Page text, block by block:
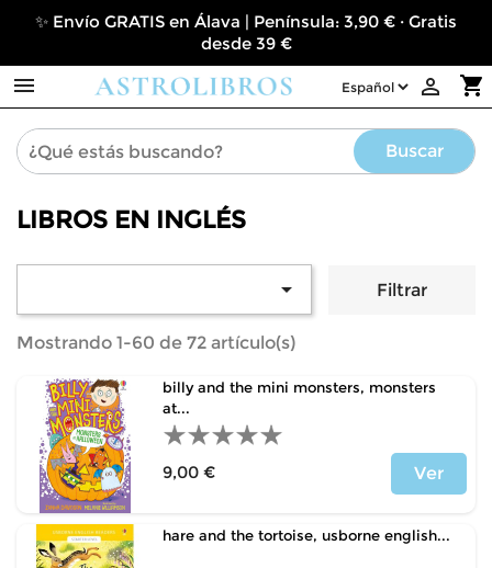
✨ Envío GRATIS en Álava | Península: 3,90 € · Gratis
desde 39 €
 shopping_cart

Buscar
LIBROS EN INGLÉS
 Filtrar
Mostrando 1-60 de 72 artículo(s)
billy and the mini monsters, monsters
at...
9,00 €
Ver
hare and the tortoise, usborne english...